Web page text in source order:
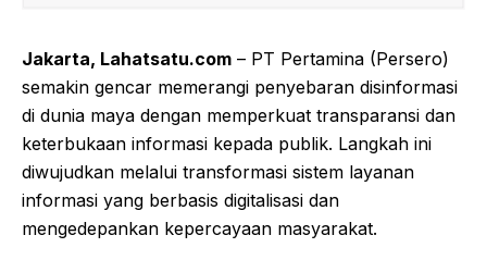
Jakarta, Lahatsatu.com – PT Pertamina (Persero)
semakin gencar memerangi penyebaran disinformasi
di dunia maya dengan memperkuat transparansi dan
keterbukaan informasi kepada publik. Langkah ini
diwujudkan melalui transformasi sistem layanan
informasi yang berbasis digitalisasi dan
mengedepankan kepercayaan masyarakat.